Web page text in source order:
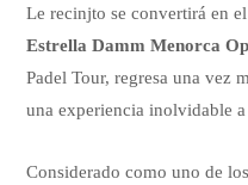
Le recinjto se convertirá en
Estrella Damm Menorca
Padel Tour, regresa una vez
una experiencia inolvidable a
Considerado como uno de